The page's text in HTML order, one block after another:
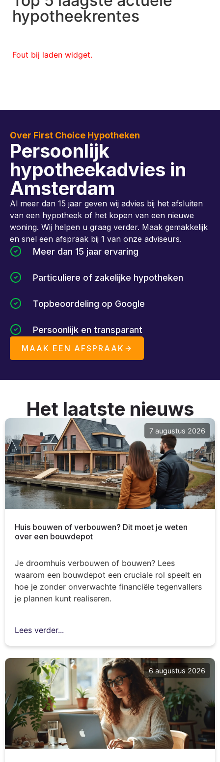
hypotheekrentes
Fout bij laden widget.
Over First Choice Hypotheken
Persoonlijk
hypotheekadvies in
Amsterdam
Al meer dan 15 jaar geven wij advies bij het afsluiten
van een hypotheek of het kopen van een nieuwe
woning. Wij helpen u graag verder. Maak gemakkelijk
en snel een afspraak bij 1 van onze adviseurs.
Meer dan 15 jaar ervaring
Particuliere of zakelijke hypotheken
Topbeoordeling op Google
Persoonlijk en transparant
MAAK EEN AFSPRAAK
Het laatste nieuws
7 augustus 2026
Huis bouwen of verbouwen? Dit moet je weten
over een bouwdepot
Je droomhuis verbouwen of bouwen? Lees
waarom een bouwdepot een cruciale rol speelt en
hoe je zonder onverwachte financiële tegenvallers
je plannen kunt realiseren.
Lees verder...
6 augustus 2026